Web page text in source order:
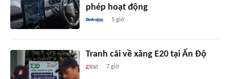
phép hoạt động
5 giờ
Tranh cãi về xăng E20 tại Ấn Độ
7 giờ